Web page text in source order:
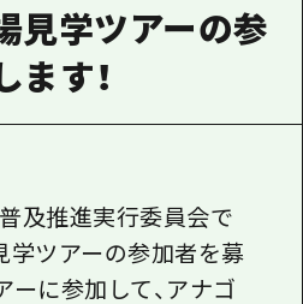
ク見学ツアーの参
す！
及推進実行委員会で
学ツアーの参加者を募
ーに参加して、アナゴ